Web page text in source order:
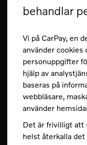
Vilka
Hur gör jag en
Fler frågor och svar
Säkerhet
Spärra ditt kort
Tel 031-83 89 80
behandlar
Vi på CarPay, en
använder cookies
personuppgifter
hjälp av
baseras på
webbläsare,
använder
Det är frivilligt att
helst återkalla